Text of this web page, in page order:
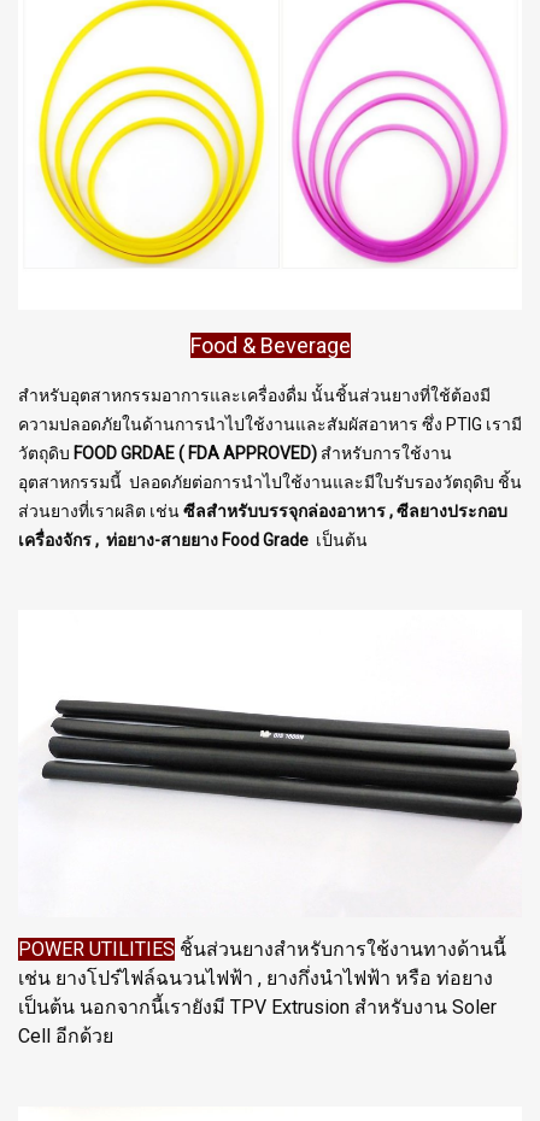
Food & Beverage
สำหรับอุตสาหกรรมอาการและเครื่องดื่ม นั้นชิ้นส่วนยางที่ใช้ต้องมี
ความปลอดภัยในด้านการนำไปใช้งานและสัมผัสอาหาร ซึ่ง PTIG เรามี
วัตถุดิบ FOOD GRDAE ( FDA APPROVED) สำหรับการใช้งาน
อุตสาหกรรมนี้ ปลอดภัยต่อการนำไปใช้งานและมีใบรับรองวัตถุดิบ ชิ้น
ส่วนยางที่เราผลิต เช่นซีลสำหรับบรรจุกล่องอาหาร , ซีลยางประกอบ
เครื่องจักร , ท่อยาง-สายยาง Food Grade เป็นต้น
POWER UTILITIES ชิ้นส่วนยางสำหรับการใช้งานทางด้านนี้
เช่น ยางโปร๋ไฟล์ฉนวนไฟฟ้า , ยางกึ่งนำไฟฟ้า หรือ ท่อยาง
เป็นต้น นอกจากนี้เรายังมี TPV Extrusion สำหรับงาน Soler
Cell อีกด้วย